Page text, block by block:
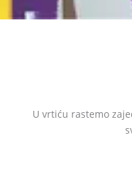
U vrtiću rastemo